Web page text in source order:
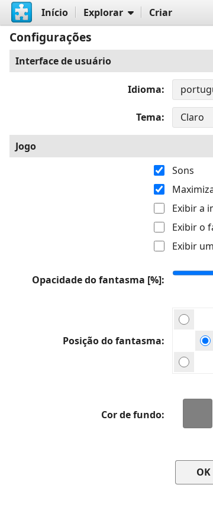
Início Explorar Criar
Configurações
Interface de usuário
Idioma
Tema
Jogo
Sons
Exibir a
Exibir o
Exibir
Opacidade do fantasma [%]
Posição do fantasma
Cor de fundo